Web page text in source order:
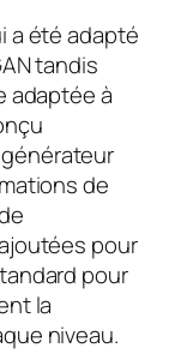
a été adapté
tandis
adaptée à
de
pour
pour
la
niveau.